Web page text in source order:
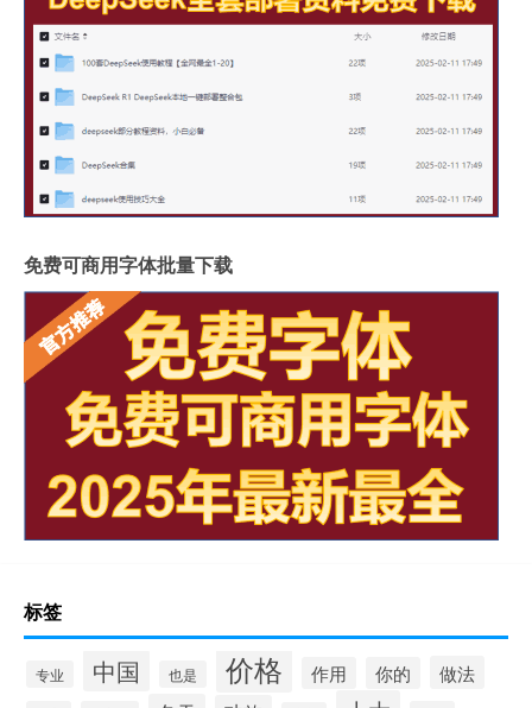
免费可商用字体批量下载
标签
专业 中国 也是 价格 作用 你的 做法